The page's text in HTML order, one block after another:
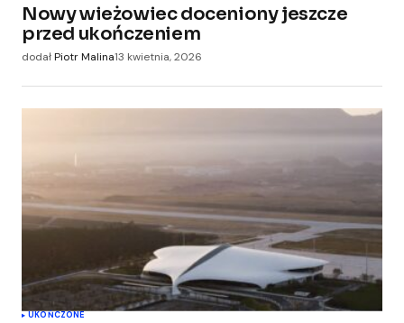
Nowy wieżowiec doceniony jeszcze
przed ukończeniem
dodałPiotr Malina13 kwietnia, 2026
UKOŃCZONE